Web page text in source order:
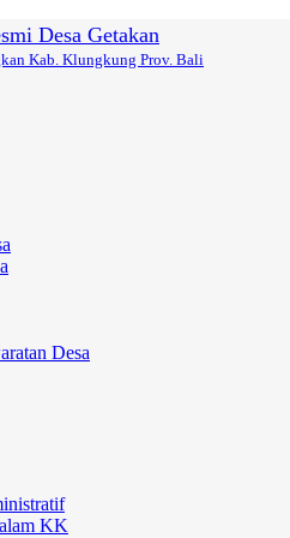
Desa Getakan
Kab. Klungkung Prov. Bali
Desa
KK